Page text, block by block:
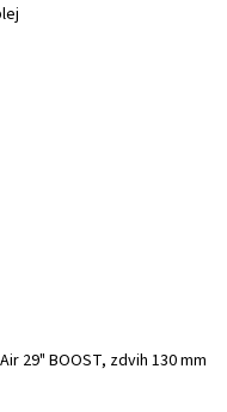
29" BOOST, zdvih 130 mm